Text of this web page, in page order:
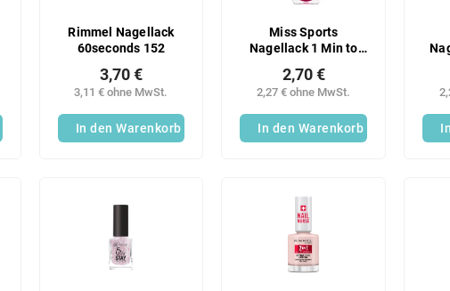
Rimmel Nagellack
60seconds 152
3,11 € ohne MwSt.
3,70 €
In den Warenkorb
Miss Sports
Nagellack 1 Min to
2,27 € ohne MwSt.
2,70 €
In den Warenkorb